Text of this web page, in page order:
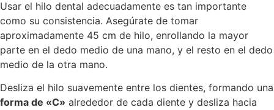
Usar el hilo dental adecuadamente es tan importante
como su consistencia. Asegúrate de tomar
aproximadamente 45 cm de hilo, enrollando la mayor
parte en el dedo medio de una mano, y el resto en el dedo
medio de la otra mano.
Desliza el hilo suavemente entre los dientes, formando una
forma de «C» alrededor de cada diente y desliza hacia